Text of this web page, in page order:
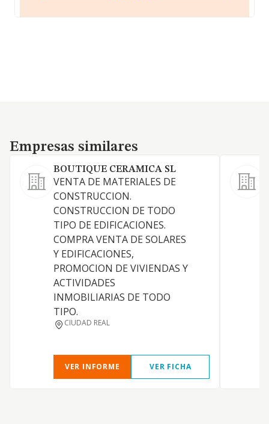
Empresas similares
Empresas similares
BOUTIQUE CERAMICA SL
VENTA DE MATERIALES DE
CONSTRUCCION.
CONSTRUCCION DE TODO
TIPO DE EDIFICACIONES.
COMPRA VENTA DE SOLARES
Y EDIFICACIONES,
PROMOCION DE VIVIENDAS Y
ACTIVIDADES
INMOBILIARIAS DE TODO
TIPO.
CIUDAD REAL
VER INFORME VER FICHA